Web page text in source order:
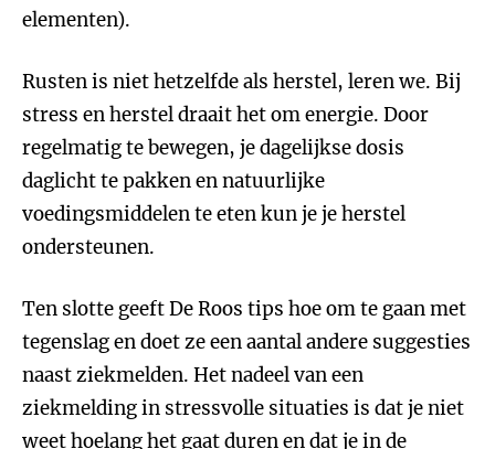
elementen).
Rusten is niet hetzelfde als herstel, leren we. Bij
stress en herstel draait het om energie. Door
regelmatig te bewegen, je dagelijkse dosis
daglicht te pakken en natuurlijke
voedingsmiddelen te eten kun je je herstel
ondersteunen.
Ten slotte geeft De Roos tips hoe om te gaan met
tegenslag en doet ze een aantal andere suggesties
naast ziekmelden. Het nadeel van een
ziekmelding in stressvolle situaties is dat je niet
weet hoelang het gaat duren en dat je in de